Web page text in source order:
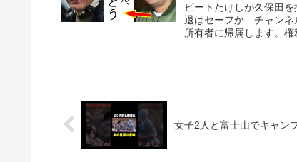
ビートたけしが久保田
退はセーフか…チャンネ
所有者に帰属します。
女子2人と富士山でキャン